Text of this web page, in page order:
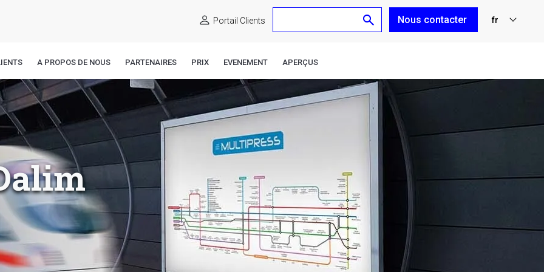
Portail Clients Nous contacter fr
A PROPOS DE NOUS PARTENAIRES PRIX EVENEMENT APERÇUS